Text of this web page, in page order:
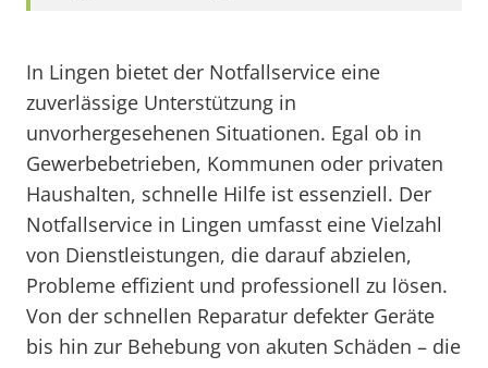
In Lingen bietet der Notfallservice eine
zuverlässige Unterstützung in
unvorhergesehenen Situationen. Egal ob in
Gewerbebetrieben, Kommunen oder privaten
Haushalten, schnelle Hilfe ist essenziell. Der
Notfallservice in Lingen umfasst eine Vielzahl
von Dienstleistungen, die darauf abzielen,
Probleme effizient und professionell zu lösen.
Von der schnellen Reparatur defekter Geräte
bis hin zur Behebung von akuten Schäden – die